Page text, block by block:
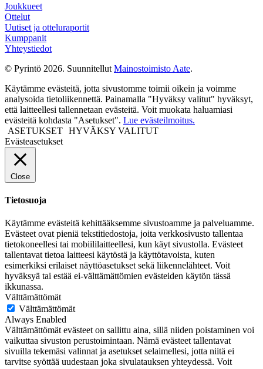
Joukkueet
Ottelut
Uutiset ja otteluraportit
Kumppanit
Yhteystiedot
© Pyrintö 2026. Suunnitellut Mainostoimisto Aate.
Käytämme evästeitä, jotta sivustomme toimii oikein ja voimme
analysoida tietoliikennettä. Painamalla "Hyväksy valitut" hyväksyt,
että laitteellesi tallennetaan evästeitä. Voit muokata haluamiasi
evästeitä kohdasta "Asetukset". Lue evästeilmoitus.
ASETUKSET HYVÄKSY VALITUT
Evästeasetukset
Close
Tietosuoja
Käytämme evästeitä kehittääksemme sivustoamme ja palveluamme.
Evästeet ovat pieniä tekstitiedostoja, joita verkkosivusto tallentaa
tietokoneellesi tai mobiililaitteellesi, kun käyt sivustolla. Evästeet
tallentavat tietoa laitteesi käytöstä ja käyttötavoista, kuten
esimerkiksi erilaiset näyttöasetukset sekä liikennelähteet. Voit
hyväksyä tai estää ei-välttämättömien evästeiden käytön tässä
ikkunassa.
Välttämättömät
Välttämättömät
Always Enabled
Välttämättömät evästeet on sallittu aina, sillä niiden poistaminen voi
vaikuttaa sivuston perustoimintaan. Nämä evästeet tallentavat
sivuilla tekemäsi valinnat ja asetukset selaimellesi, jotta niitä ei
tarvitse syöttää uudestaan joka sivulatauksen yhteydessä. Voit